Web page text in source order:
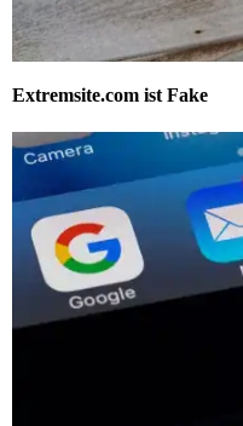
Extremsite.com ist Fake